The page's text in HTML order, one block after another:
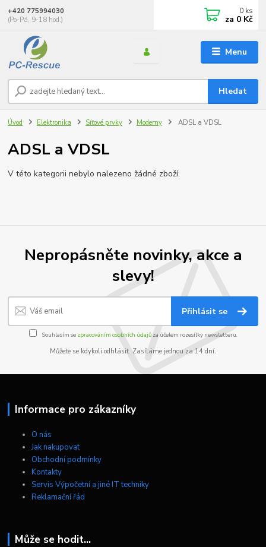
Menu
Hledat
+420 775994030
(Po-Pá, 9-18 hod.)
0 ks
za 0 Kč
Úvod Elektronika Síťové prvky Modemy ADSL a VDSL
ADSL a VDSL
V této kategorii nebylo nalezeno žádné zboží.
Nepropásněte novinky, akce a
slevy!
Přihlásit se
Souhlasím se zpracováním osobních údajůza účelem rozesílky newsletteru.
Můžete se kdykoli odhlásit. Zasíláme jednou za 14 dní.
Informace pro zákazníky
O nás
Jak nakupovat
Obchodní podmínky
Kontakty
Servis Výpočetní a jiné IT techniky
Reklamační řád
Může se hodit...